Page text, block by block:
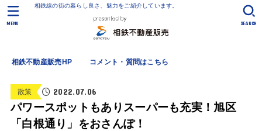
相鉄線の街の暮らし良さ、魅力をご紹介しています。
相鉄不動産販売HP コメント・質問はこちら
SEARCH
MENU
散策 2022.07.06
パワースポットもありスーパーも充実！旭区
「白根通り」をおさんぽ！